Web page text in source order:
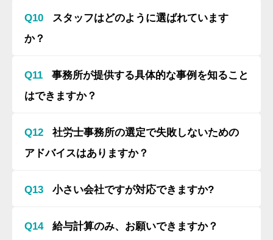
Q10
スタッフはどのように選ばれています
か？
Q11
事務所が提供する具体的な事例を知ること
はできますか？
Q12
社労士事務所の選定で失敗しないための
アドバイスはありますか？
Q13 小さい会社ですが対応できますか?
Q14 給与計算のみ、お願いできますか？